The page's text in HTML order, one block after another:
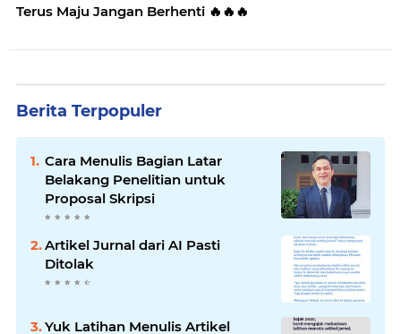
Terus Maju Jangan Berhenti 🔥🔥🔥
Berita Terpopuler
Cara Menulis Bagian Latar
Belakang Penelitian untuk
Proposal Skripsi
Artikel Jurnal dari AI Pasti
Ditolak
Yuk Latihan Menulis Artikel